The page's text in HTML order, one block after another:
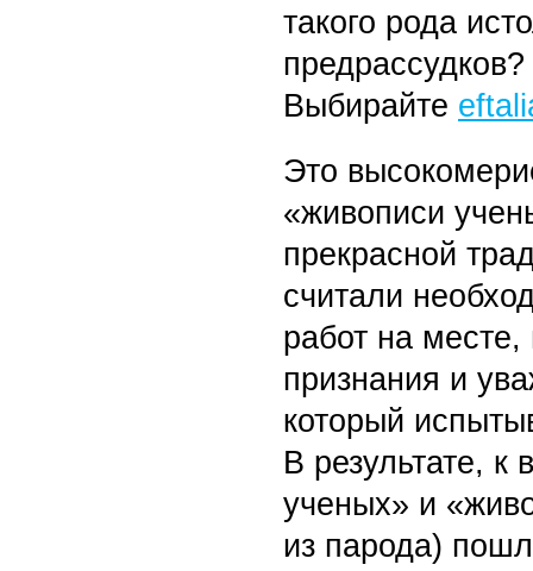
такого рода
Выбирайте
Это
«живописи
прекрасной
считали
работ на месте,
признания и
который
В результате,
ученых» и
из парода)